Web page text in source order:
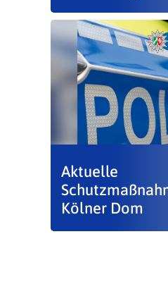
Aktuelle
Kölner Dom